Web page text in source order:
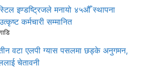
इण्डष्ट्रिजले मनायो ४५औँ स्थापना
कर्मचारी सम्मानित
तीन वटा एलपी ग्यास पसलमा छड्के अनुगमन,
चेतावनी